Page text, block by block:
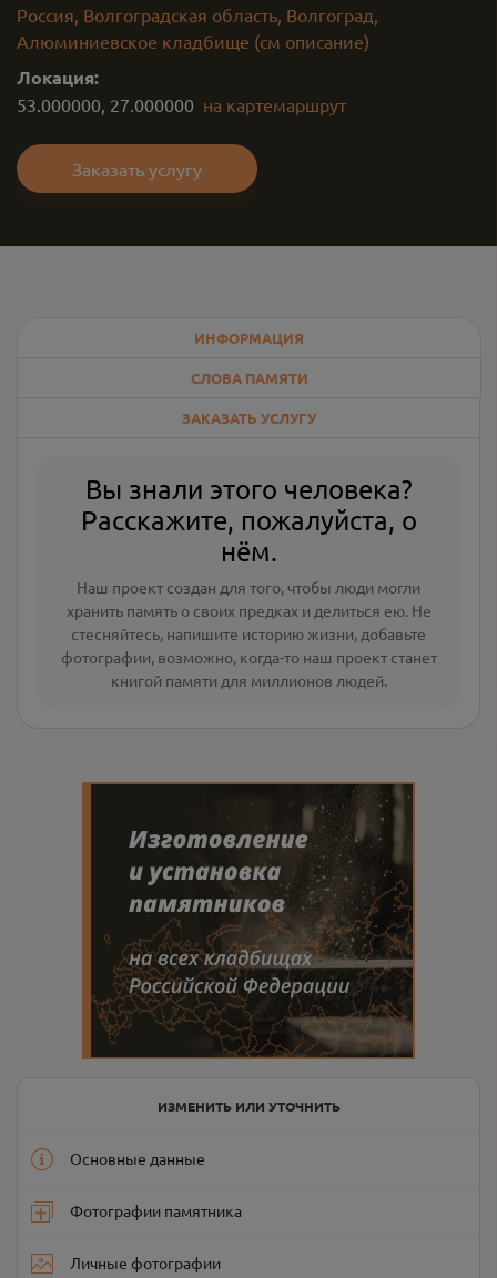
Россия, Волгоградская область, Волгоград,
Алюминиевское кладбище (см описание)
Локация:
53.000000, 27.000000 на картемаршрут
Заказать услугу
ИНФОРМАЦИЯ
СЛОВА ПАМЯТИ
ЗАКАЗАТЬ УСЛУГУ
Вы знали этого человека?
Расскажите, пожалуйста, о
нём.
Наш проект создан для того, чтобы люди могли
хранить память о своих предках и делиться ею. Не
стесняйтесь, напишите историю жизни, добавьте
фотографии, возможно, когда-то наш проект станет
книгой памяти для миллионов людей.
ИЗМЕНИТЬ ИЛИ УТОЧНИТЬ
Основные данные
Фотографии памятника
Личные фотографии